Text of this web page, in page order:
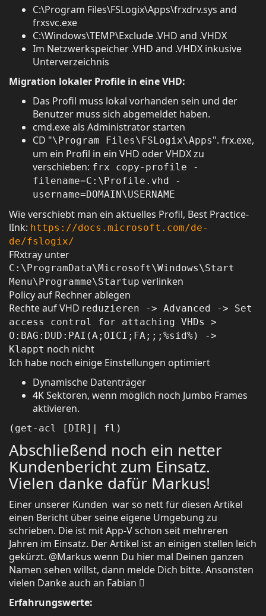
C:\Program Files\FSLogix\Apps\frxdrv.sys and
frxsvc.exe
C:\Windows\TEMP\Exclude .VHD and .VHDX
Im Netzwerkspeicher .VHD and .VHDX inkusive
Unterverzeichnis
Migration lokaler Profile in eine VHD:
Das Profil muss lokal vorhanden sein und der
Benutzer muss sich abgemeldet haben.
cmd.exe als Administrator starten
CD "\Program Files\FSLogix\Apps". frx.exe,
um ein Profil in ein VHD oder VHDX zu
verschieben: frx copy-profile -
filename=C:\Profile.vhd -
username=DOMAIN\USERNAME
Wie verschiebt man ein aktuelles Profil, Best Practice-
lInk: https://docs.microsoft.com/de-
de/fslogix/
FRxtray unter
C:\ProgramData\Microsoft\Windows\Start
Menu\Programme\Startup verlinken
Policy auf Rechner ablegen
Rechte auf VHD reduzieren -> Advanced -> Set
access control for attaching VHDs >
O:BAG:DUD:PAI(A;OICI;FA;;;%sid%) ->
Klappt noch nicht
Ich habe noch einige Einstellungen optimiert
Dynamische Datenträger
4K Sektoren, wenn möglich noch Jumbo Frames
aktivieren.
(get-acl [DIR]| fl)
Abschließend noch ein netter
Kundenbericht zum Einsatz.
Vielen danke dafür Markus!
Einer unserer Kunden war so nett für diesen Artikel
einen Bericht über seine eigene Umgebung zu
schrieben. Die ist mit App-V schon seit mehreren
Jahren im Einsatz. Der Artikel ist an einigen stellen leich
gekürzt. @Markus wenn Du hier mal Deinen ganzen
Namen sehen willst, dann melde Dich bitte. Ansonsten
vielen Danke auch an Fabian 
Erfahrungswerte: